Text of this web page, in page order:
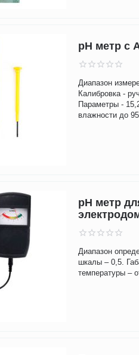
pH метр с
Диапазон
Калибровка -
Параметры -
влажности до
pH метр
Диапазон
шкалы – 0,5.
температуры –